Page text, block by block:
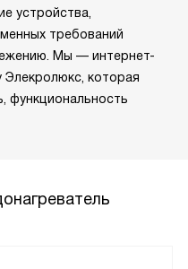
устройства,
требований
Мы — интернет-
Элекролюкс, которая
функциональность